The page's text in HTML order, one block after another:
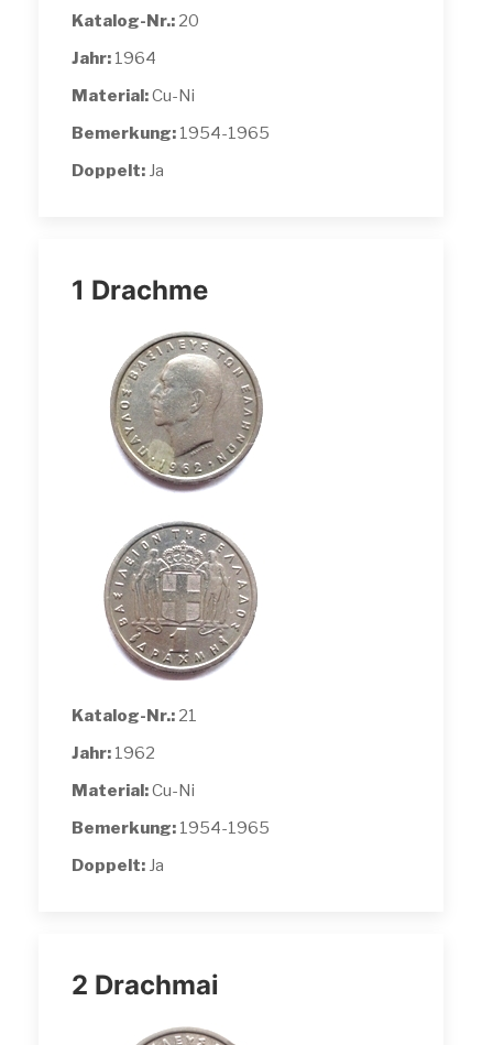
Katalog-Nr.: 20
Jahr: 1964
Material:Cu-Ni
Bemerkung: 1954-1965
Doppelt: Ja
1 Drachme
Katalog-Nr.: 21
Jahr: 1962
Material:Cu-Ni
Bemerkung: 1954-1965
Doppelt: Ja
2 Drachmai